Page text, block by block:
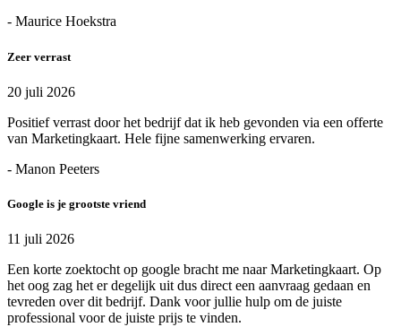
- Maurice Hoekstra
Zeer verrast
20 juli 2026
Positief verrast door het bedrijf dat ik heb gevonden via een offerte
van Marketingkaart. Hele fijne samenwerking ervaren.
- Manon Peeters
Google is je grootste vriend
11 juli 2026
Een korte zoektocht op google bracht me naar Marketingkaart. Op
het oog zag het er degelijk uit dus direct een aanvraag gedaan en
tevreden over dit bedrijf. Dank voor jullie hulp om de juiste
professional voor de juiste prijs te vinden.